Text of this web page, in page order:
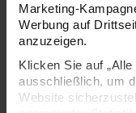
Marketing-
Werbung auf
anzuzeigen.
Klicken Sie auf
ausschließlich, um
Website
Pastellfarben sind
Gelstifte in
viele Farben zur